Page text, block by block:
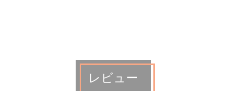
レビュー